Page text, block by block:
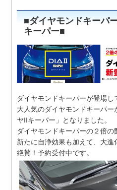
■ダイヤモンドキーパ
キーパー■
ダイヤモンドキーパーが登場し
大人気のダイヤモンドキーパ
ヤIIキーパー」となりました。
ダイヤモンドキーパーの２倍の
新たに自浄効果も加えて、大進
絶賛！予約受付中です。